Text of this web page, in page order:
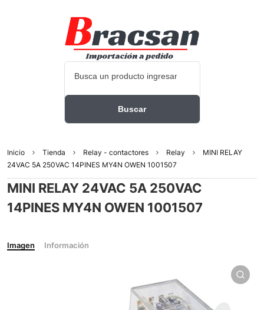
Inicio Tienda Relay - contactores Relay
MINI RELAY
24VAC 5A 250VAC 14PINES MY4N OWEN 1001507
MINI RELAY 24VAC 5A 250VAC
14PINES MY4N OWEN 1001507
Imagen Información